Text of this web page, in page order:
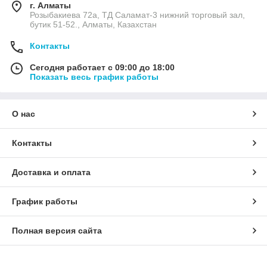
г. Алматы
Розыбакиева 72а, ТД Саламат-3 нижний торговый зал,
бутик 51-52., Алматы, Казахстан
Контакты
Сегодня работает с 09:00 до 18:00
Показать весь график работы
О нас
Контакты
Доставка и оплата
График работы
Полная версия сайта